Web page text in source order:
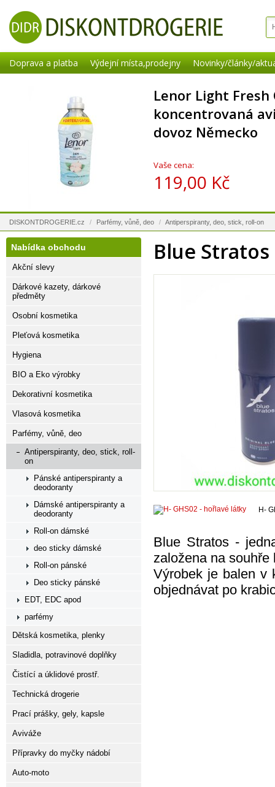
Doprava a platba Výdejní místa,prodejny Novinky/články/
Lenor Light
koncentrovaná
dovoz Německo
Vaše cena:
119,00 Kč
DISKONTDROGERIE.cz / Parfémy, vůně, deo / Antiperspiranty, deo, stick, roll-on
Blue
H-
Blue Stratos -
založena na souhře
Výrobek je balen v
objednávat po
Nabídka obchodu
Akční slevy
Dárkové kazety, dárkové
předměty
Osobní kosmetika
Pleťová kosmetika
Hygiena
BIO a Eko výrobky
Dekorativní kosmetika
Vlasová kosmetika
Parfémy, vůně, deo
Antiperspiranty, deo, stick, roll-
on
Pánské antiperspiranty a
deodoranty
Dámské antiperspiranty a
deodoranty
Roll-on dámské
deo sticky dámské
Roll-on pánské
Deo sticky pánské
EDT, EDC apod
parfémy
Dětská kosmetika, plenky
Sladidla, potravinové doplňky
Čistící a úklidové prostř.
Technická drogerie
Prací prášky, gely, kapsle
Aviváže
Přípravky do myčky nádobí
Auto-moto